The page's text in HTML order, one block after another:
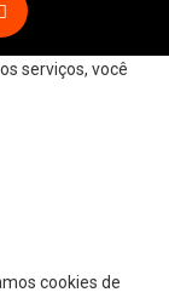
serviços, você
cookies de